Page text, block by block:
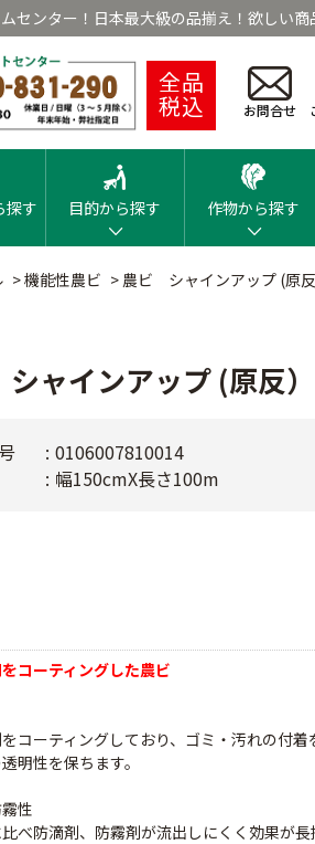
ンター！日本最大級の品揃え！欲しい商
全品
税込 お問合せ
探す 目的から探す 作物から探す
>機能性農ビ > 農ビ シャインアップ (原
ャインアップ (原反
コーティングした農ビ
コーティングしており、ゴミ・汚れの付着
明性を保ちます。
性
べ防滴剤、防霧剤が流出しにくく効果が長
0106007810014
幅150cmX長さ100m